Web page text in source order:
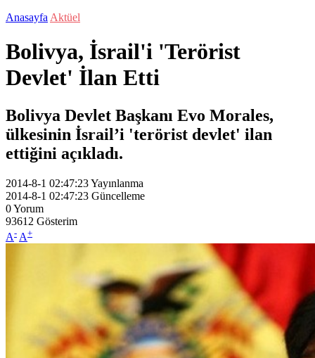
Anasayfa Aktüel
Bolivya, İsrail'i 'Terörist
Devlet' İlan Etti
Bolivya Devlet Başkanı Evo Morales,
ülkesinin İsrail’i 'terörist devlet' ilan
ettiğini açıkladı.
2014-8-1 02:47:23Yayınlanma
2014-8-1 02:47:23 Güncelleme
0Yorum
93612 Gösterim
A- A+